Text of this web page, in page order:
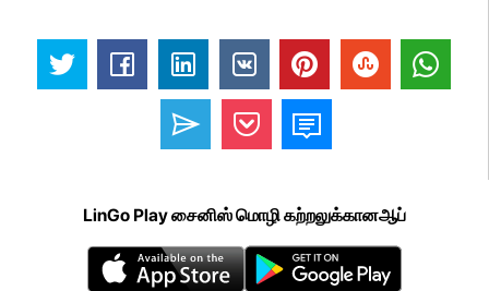
LinGo Play சைனிஸ் மொழி கற்றலுக்கானஆப்